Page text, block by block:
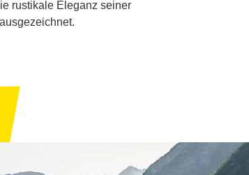
rustikale Eleganz seiner